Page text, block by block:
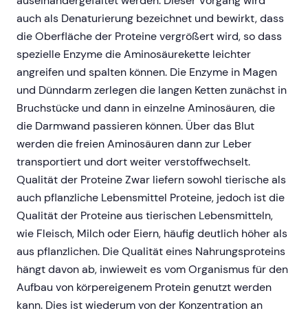
auch als Denaturierung bezeichnet und bewirkt, dass
die Oberfläche der Proteine vergrößert wird, so dass
spezielle Enzyme die Aminosäurekette leichter
angreifen und spalten können. Die Enzyme in Magen
und Dünndarm zerlegen die langen Ketten zunächst in
Bruchstücke und dann in einzelne Aminosäuren, die
die Darmwand passieren können. Über das Blut
werden die freien Aminosäuren dann zur Leber
transportiert und dort weiter verstoffwechselt.
Qualität der Proteine Zwar liefern sowohl tierische als
auch pflanzliche Lebensmittel Proteine, jedoch ist die
Qualität der Proteine aus tierischen Lebensmitteln,
wie Fleisch, Milch oder Eiern, häufig deutlich höher als
aus pflanzlichen. Die Qualität eines Nahrungsproteins
hängt davon ab, inwieweit es vom Organismus für den
Aufbau von körpereigenem Protein genutzt werden
kann. Dies ist wiederum von der Konzentration an